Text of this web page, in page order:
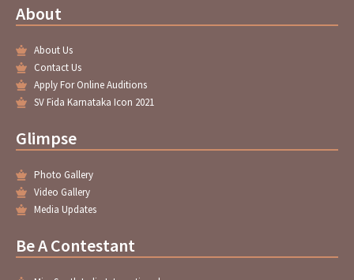
o e g b
About
About Us
Contact Us
Apply For Online Auditions
SV Fida Karnataka Icon 2021
Glimpse
Photo Gallery
Video Gallery
Media Updates
Be A Contestant